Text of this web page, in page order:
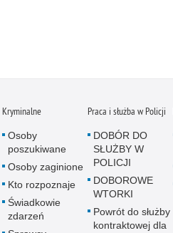
Kryminalne
Osoby
poszukiwane
Osoby zaginione
Kto rozpoznaje
Świadkowie
zdarzeń
Praca i służba w Policji
DOBÓR DO
SŁUŻBY W
POLICJI
DOBOROWE
WTORKI
Powrót do służby
kontraktowej dla